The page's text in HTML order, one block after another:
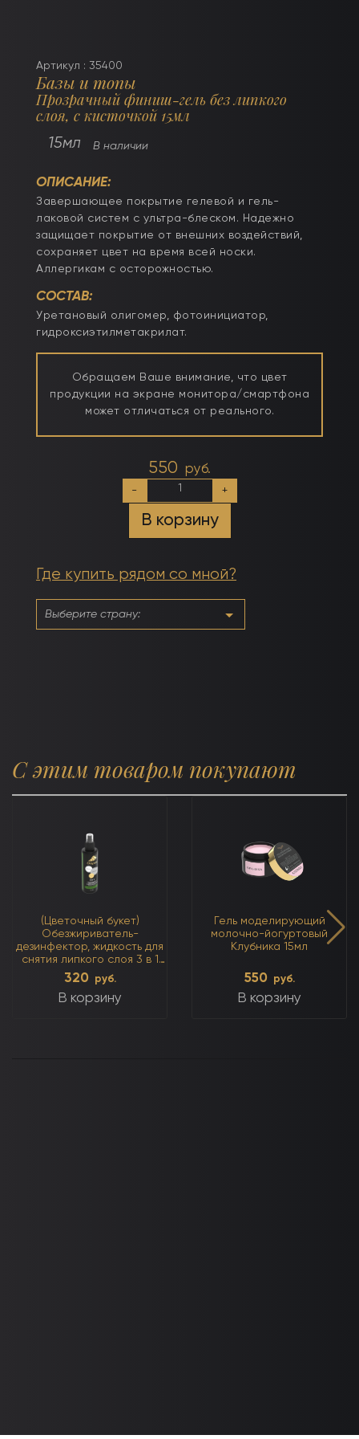
Артикул : 35400
Базы и топы
Прозрачный финиш-гель без липкого
слоя, с кисточкой 15мл
15мл В наличии
ОПИСАНИЕ:
Завершающее покрытие гелевой и гель-
лаковой систем с ультра-блеском. Надежно
защищает покрытие от внешних воздействий,
сохраняет цвет на время всей носки.
Аллергикам с осторожностью.
СОСТАВ:
Уретановый олигомер, фотоинициатор,
гидроксиэтилметакрилат.
Обращаем Ваше внимание, что цвет
продукции на экране монитора/смартфона
может отличаться от реального.
550 руб.
Количество
финиш-
гель
слоя,
кисточкой
15мл
- +
В корзину
Где купить рядом со мной?
С этим товаром покупают
(Цветочный букет)
Обезжириватель-
дезинфектор, жидкость для
снятия липкого слоя 3 в 1
250мл
320 руб.
В корзину
Гель моделирующий
молочно-йогуртовый
Клубника 15мл
550 руб.
В корзину